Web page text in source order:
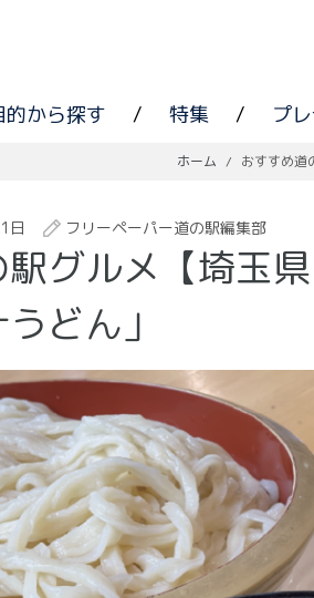
的から探す / 特集 / プ
ホーム / おすすめ道
日 フリーペーパー道の駅編集部
グルメ【埼玉
どん」